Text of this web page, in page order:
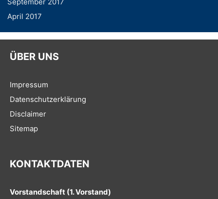
April 2017
ÜBER UNS
Impressum
Datenschutzerklärung
Disclaimer
Sitemap
KONTAKTDATEN
Vorstandschaft (1. Vorstand)